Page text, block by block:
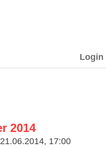
Login
2014
21.06.2014, 17:00